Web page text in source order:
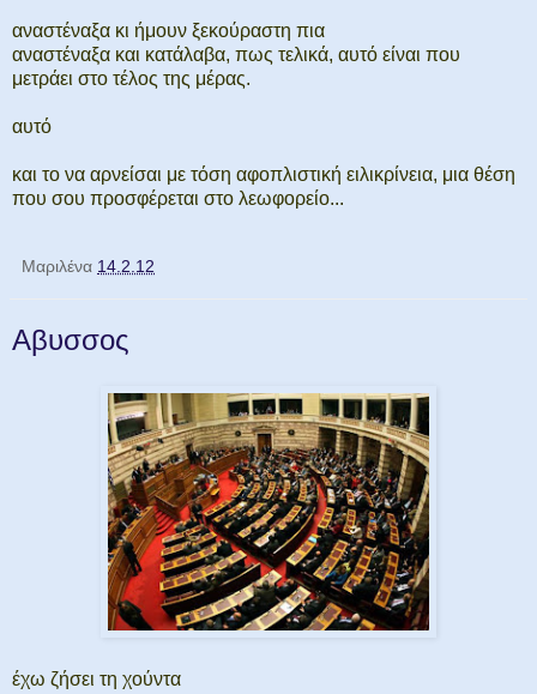
αναστέναξα κι ήμουν ξεκούραστη πια
αναστέναξα και κατάλαβα, πως τελικά, αυτό είναι που
μετράει στο τέλος της μέρας.
αυτό
και το να αρνείσαι με τόση αφοπλιστική ειλικρίνεια, μια θέση
που σου προσφέρεται στο λεωφορείο...
Μαριλένα 14.2.12
Αβυσσος
έχω ζήσει τη χούντα